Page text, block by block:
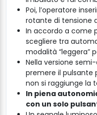
Poi, l’operatore
rotante di tensione
In accordo a come
scegliere tra
modalità “leggera”
Nella versione
premere il pulsante
non si raggiunge la
In piena
con un solo